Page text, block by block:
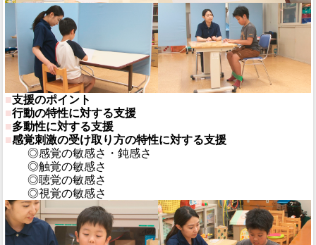
■支援のポイント
■行動の特性に対する支援
■多動性に対する支援
■感覚刺激の受け取り方の特性に対する支援
◎感覚の敏感さ・鈍感さ
◎触覚の敏感さ
◎聴覚の敏感さ
◎視覚の敏感さ